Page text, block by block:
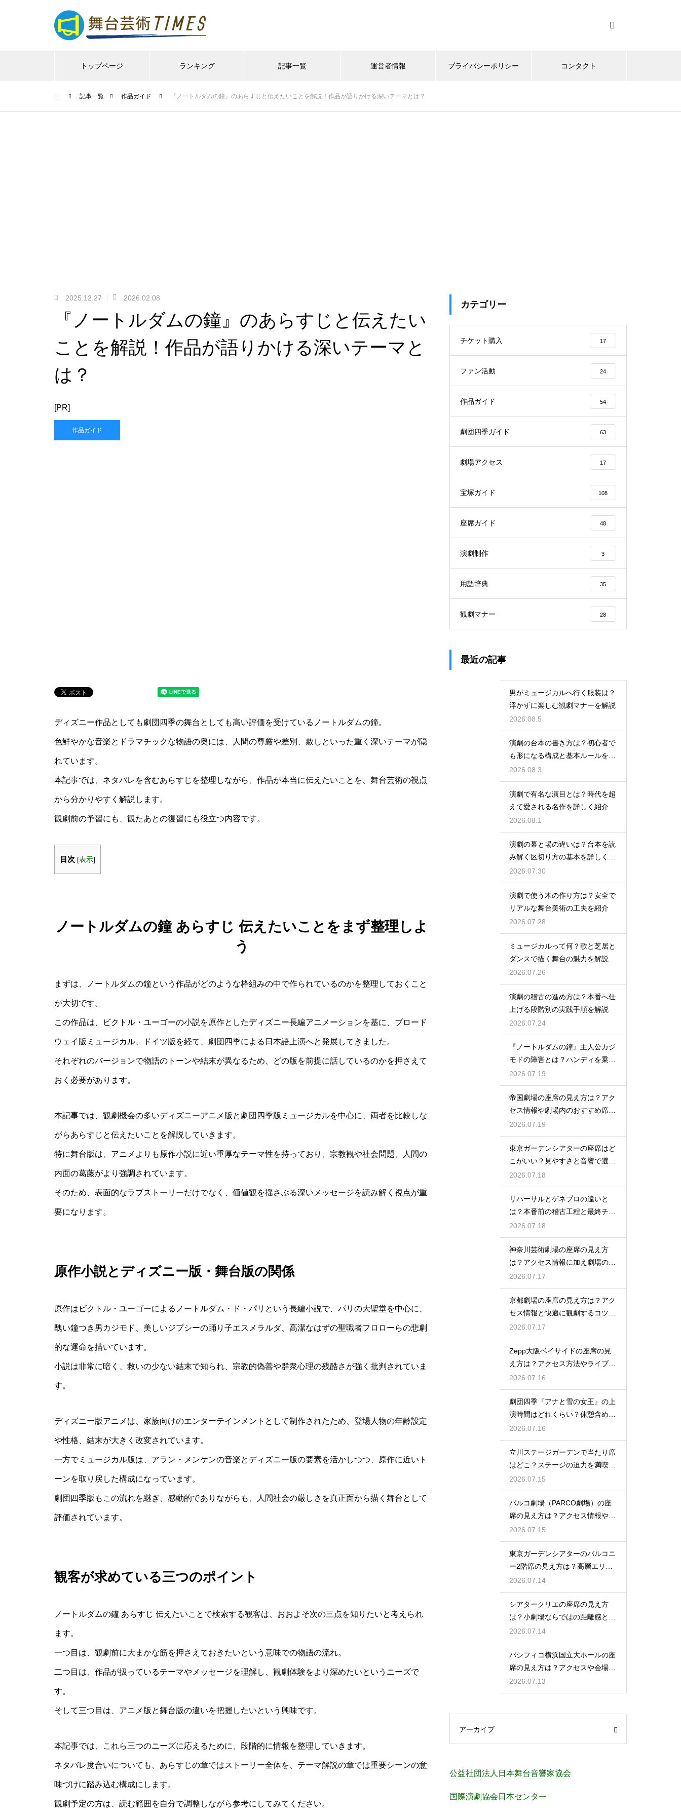
トップページ ランキング 記事一覧 運営者情報 プライバシーポリシー コンタクト
記事一覧 作品ガイド 『ノートルダムの鐘』のあらすじと伝えたいことを解説！作品が語りかける深いテーマとは？
2025.12.27 2026.02.08
『ノートルダムの鐘』のあらすじと伝えたい
ことを解説！作品が語りかける深いテーマと
は？
[PR]
作品ガイド
ディズニー作品としても劇団四季の舞台としても高い評価を受けているノートルダムの鐘。
色鮮やかな音楽とドラマチックな物語の奥には、人間の尊厳や差別、赦しといった重く深いテーマが隠
れています。
本記事では、ネタバレを含むあらすじを整理しながら、作品が本当に伝えたいことを、舞台芸術の視点
から分かりやすく解説します。
観劇前の予習にも、観たあとの復習にも役立つ内容です。
目次 [表示]
ノートルダムの鐘 あらすじ 伝えたいことをまず整理しよ
う
まずは、ノートルダムの鐘という作品がどのような枠組みの中で作られているのかを整理しておくこと
が大切です。
この作品は、ビクトル・ユーゴーの小説を原作としたディズニー長編アニメーションを基に、ブロード
ウェイ版ミュージカル、ドイツ版を経て、劇団四季による日本語上演へと発展してきました。
それぞれのバージョンで物語のトーンや結末が異なるため、どの版を前提に話しているのかを押さえて
おく必要があります。
本記事では、観劇機会の多いディズニーアニメ版と劇団四季版ミュージカルを中心に、両者を比較しな
がらあらすじと伝えたいことを解説していきます。
特に舞台版は、アニメよりも原作小説に近い重厚なテーマ性を持っており、宗教観や社会問題、人間の
内面の葛藤がより強調されています。
そのため、表面的なラブストーリーだけでなく、価値観を揺さぶる深いメッセージを読み解く視点が重
要になります。
原作小説とディズニー版・舞台版の関係
原作はビクトル・ユーゴーによるノートルダム・ド・パリという長編小説で、パリの大聖堂を中心に、
醜い鐘つき男カジモド、美しいジプシーの踊り子エスメラルダ、高潔なはずの聖職者フロローらの悲劇
的な運命を描いています。
小説は非常に暗く、救いの少ない結末で知られ、宗教的偽善や群衆心理の残酷さが強く批判されていま
す。
ディズニー版アニメは、家族向けのエンターテインメントとして制作されたため、登場人物の年齢設定
や性格、結末が大きく改変されています。
一方でミュージカル版は、アラン・メンケンの音楽とディズニー版の要素を活かしつつ、原作に近いト
ーンを取り戻した構成になっています。
劇団四季版もこの流れを継ぎ、感動的でありながらも、人間社会の厳しさを真正面から描く舞台として
評価されています。
観客が求めている三つのポイント
ノートルダムの鐘 あらすじ 伝えたいことで検索する観客は、おおよそ次の三点を知りたいと考えられ
ます。
一つ目は、観劇前に大まかな筋を押さえておきたいという意味での物語の流れ。
二つ目は、作品が扱っているテーマやメッセージを理解し、観劇体験をより深めたいというニーズで
す。
そして三つ目は、アニメ版と舞台版の違いを把握したいという興味です。
本記事では、これら三つのニーズに応えるために、段階的に情報を整理していきます。
ネタバレ度合いについても、あらすじの章ではストーリー全体を、テーマ解説の章では重要シーンの意
味づけに踏み込む構成にします。
観劇予定の方は、読む範囲を自分で調整しながら参考にしてみてください。
カテゴリー
チケット購入 17
ファン活動 24
作品ガイド 54
劇団四季ガイド 63
劇場アクセス 17
宝塚ガイド 108
座席ガイド 48
演劇制作 3
用語辞典 35
観劇マナー 28
最近の記事
男がミュージカルへ行く服装は？
浮かずに楽しむ観劇マナーを解説
2026.08.5
演劇の台本の書き方は？初心者で
も形になる構成と基本ルールを解
説
2026.08.3
演劇で有名な演目とは？時代を超
えて愛される名作を詳しく紹介
2026.08.1
演劇の幕と場の違いは？台本を読
み解く区切り方の基本を詳しく解
説
2026.07.30
演劇で使う木の作り方は？安全で
リアルな舞台美術の工夫を紹介
2026.07.28
ミュージカルって何？歌と芝居と
ダンスで描く舞台の魅力を解説
2026.07.26
演劇の稽古の進め方は？本番へ仕
上げる段階別の実践手順を解説
2026.07.24
『ノートルダムの鐘』主人公カジ
モドの障害とは？ハンディを乗り
越える姿に感動
2026.07.19
帝国劇場の座席の見え方は？アク
セス情報や劇場内のおすすめ席を
徹底ガイド
2026.07.19
東京ガーデンシアターの座席はど
こがいい？見やすさと音響で選ぶ
おすすめのポジション
2026.07.18
リハーサルとゲネプロの違いと
は？本番前の稽古工程と最終チェ
ックの意味を解説
2026.07.18
神奈川芸術劇場の座席の見え方
は？アクセス情報に加え劇場の魅
力を徹底解説
2026.07.17
京都劇場の座席の見え方は？アク
セス情報と快適に観劇するコツを
事前にチェック
2026.07.17
Zepp大阪ベイサイドの座席の見
え方は？アクセス方法やライブを
楽しむポイントを紹介
2026.07.16
劇団四季『アナと雪の女王』の上
演時間はどれくらい？休憩含めた
公演の長さを解説
2026.07.16
立川ステージガーデンで当たり席
はどこ？ステージの迫力を満喫で
きるベストポジションを紹介
2026.07.15
パルコ劇場（PARCO劇場）の座
席の見え方は？アクセス情報や劇
場の特徴も徹底紹介
2026.07.15
東京ガーデンシアターのバルコニ
ー2階席の見え方は？高層エリア
からの視界と音響をチェック
2026.07.14
シアタークリエの座席の見え方
は？小劇場ならではの距離感と見
やすさを解説
2026.07.14
パシフィコ横浜国立大ホールの座
席の見え方は？アクセスや会場の
規模感も徹底チェック
2026.07.13
アーカイブ
公益社団法人日本舞台音響家協会
国際演劇協会日本センター